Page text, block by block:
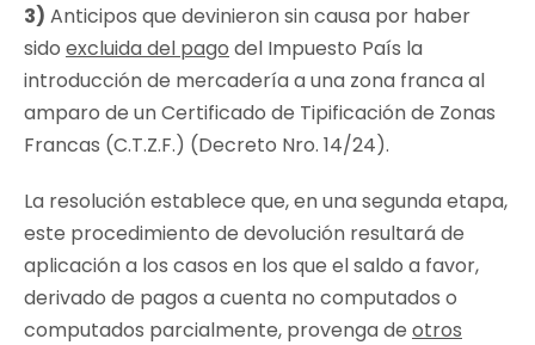
3) Anticipos que devinieron sin causa por haber
sido excluida del pago del Impuesto País la
introducción de mercadería a una zona franca al
amparo de un Certificado de Tipificación de Zonas
Francas (C.T.Z.F.) (Decreto Nro. 14/24).
La resolución establece que, en una segunda etapa,
este procedimiento de devolución resultará de
aplicación a los casos en los que el saldo a favor,
derivado de pagos a cuenta no computados o
computados parcialmente, provenga de otros